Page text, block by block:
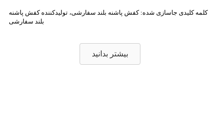
کلمه کلیدی جاسازی شده: کفش پاشنه بلند سفارشی، تولیدکننده کفش پاشنه
بلند سفارشی
بیشتر بدانید